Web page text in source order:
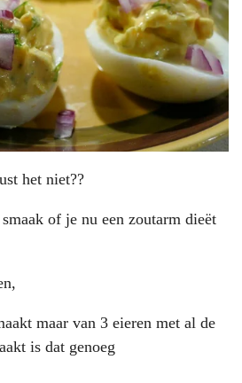
het niet??
of je nu een zoutarm dieët
maar van 3 eieren met al de
is dat genoeg